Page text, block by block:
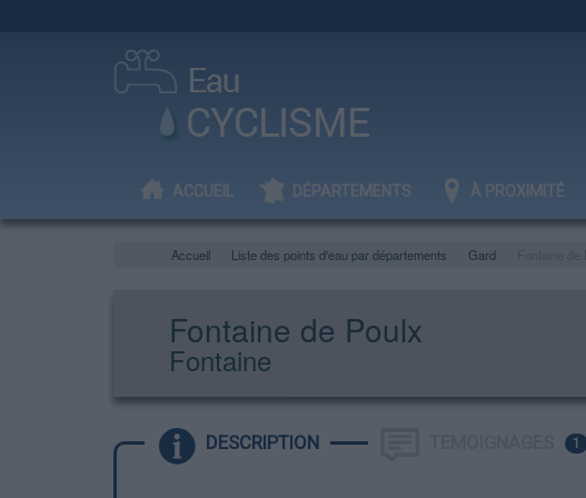
ACCUEIL DÉPARTEMENTS À PROXIMITÉ
Accueil Liste des points d'eau par départements Gard
Fontaine de Poulx
Fontaine
DESCRIPTION 1